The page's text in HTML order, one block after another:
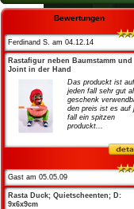
Bewertungen
Ferdinand S. am 04.12.14
Rastafigur neben Baumstamm und
Joint in der Hand
Das produckt ist auf
jeden fall sehr gut
geschenk
den preis ist es auf
fall ein spitzen
produckt...
Gast am 05.05.09
Rasta Duck; Quietscheenten; D:
9x6x9cm